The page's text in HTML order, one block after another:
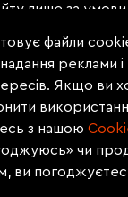
лише за
не
щодо яких
без згоди
файли
надання реклами
Якщо ви
з нашою
чи
ви